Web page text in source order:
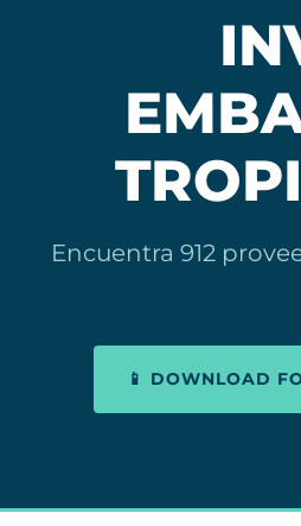
Encuentra 912
📱 DOWNLOAD